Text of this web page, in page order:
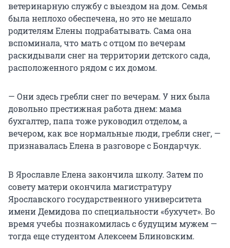
ветеринарную службу с выездом на дом. Семья
была неплохо обеспечена, но это не мешало
родителям Елены подрабатывать. Сама она
вспоминала, что мать с отцом по вечерам
раскидывали снег на территории детского сада,
расположенного рядом с их домом.
— Они здесь гребли снег по вечерам. У них была
довольно престижная работа днем: мама
бухгалтер, папа тоже руководил отделом, а
вечером, как все нормальные люди, гребли снег, —
признавалась Елена в разговоре с Бондарчук.
В Ярославле Елена закончила школу. Затем по
совету матери окончила магистратуру
Ярославского государственного университета
имени Демидова по специальности «бухучет». Во
время учебы познакомилась с будущим мужем —
тогда еще студентом Алексеем Блиновским.